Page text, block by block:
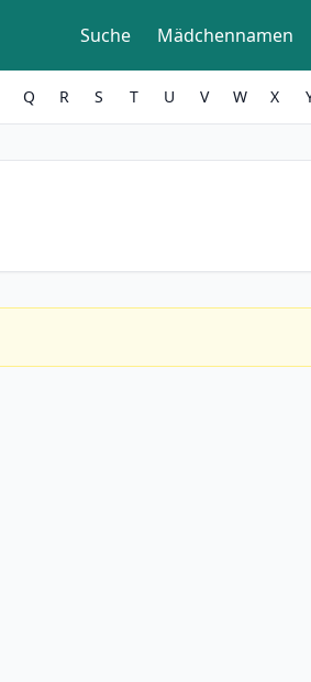
Suche Mädchennamen
Q R S T U V W X